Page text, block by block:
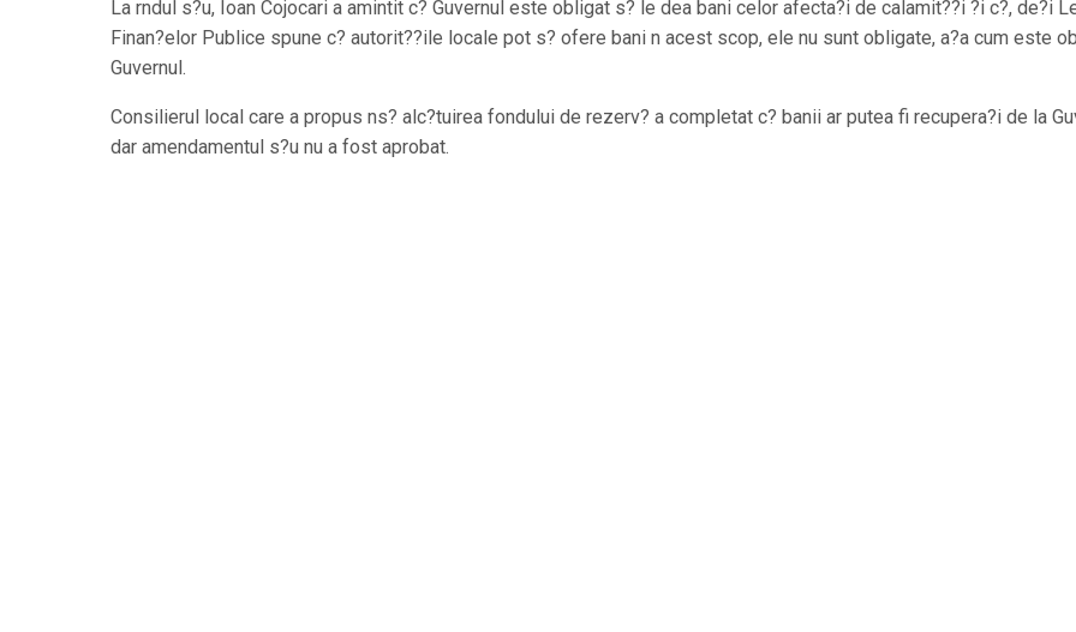
La rndul s?u, Ioan Cojocari a amintit c? Guvernul este obligat s? le dea bani celor afecta?i de calamit??i ?i c?, de?i
Finan?elor Publice spune c? autorit??ile locale pot s? ofere bani n acest scop, ele nu sunt obligate, a?a cum este
Guvernul.
Consilierul local care a propus ns? alc?tuirea fondului de rezerv? a completat c? banii ar putea fi recupera?i de la
dar amendamentul s?u nu a fost aprobat.